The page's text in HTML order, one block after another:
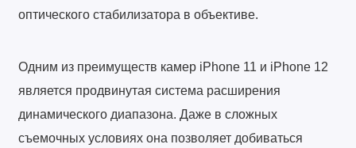
оптического стабилизатора в объективе.
Одним из преимуществ камер iPhone 11 и iPhone 12
является продвинутая система расширения
динамического диапазона. Даже в сложных
съемочных условиях она позволяет добиваться